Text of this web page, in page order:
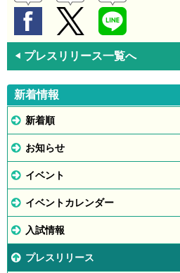
◀ プレスリリース一覧へ
新着情報
新着順
お知らせ
イベント
イベントカレンダー
入試情報
プレスリリース